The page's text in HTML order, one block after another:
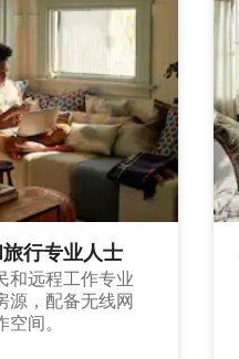
行专业人士
和远程工作专业
源，配备无线网
间。